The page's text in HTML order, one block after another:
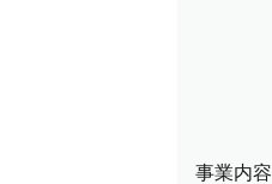
事業内容